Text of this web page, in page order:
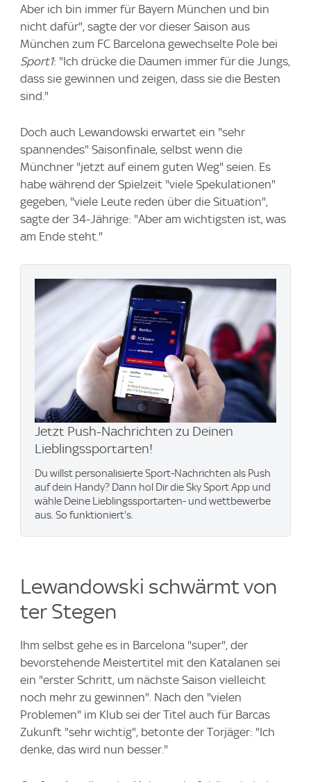
Aber ich bin immer für Bayern München und bin
nicht dafür", sagte der vor dieser Saison aus
München zum FC Barcelona gewechselte Pole bei
Sport1: "Ich drücke die Daumen immer für die Jungs,
dass sie gewinnen und zeigen, dass sie die Besten
sind."
Doch auch Lewandowski erwartet ein "sehr
spannendes" Saisonfinale, selbst wenn die
Münchner "jetzt auf einem guten Weg" seien. Es
habe während der Spielzeit "viele Spekulationen"
gegeben, "viele Leute reden über die Situation",
sagte der 34-Jährige: "Aber am wichtigsten ist, was
am Ende steht."
Jetzt Push-Nachrichten zu Deinen
Lieblingssportarten!
Du willst personalisierte Sport-Nachrichten als Push
auf dein Handy? Dann hol Dir die Sky Sport App und
wähle Deine Lieblingssportarten- und wettbewerbe
aus. So funktioniert's.
Lewandowski schwärmt von
ter Stegen
Ihm selbst gehe es in Barcelona "super", der
bevorstehende Meistertitel mit den Katalanen sei
ein "erster Schritt, um nächste Saison vielleicht
noch mehr zu gewinnen". Nach den "vielen
Problemen" im Klub sei der Titel auch für Barcas
Zukunft "sehr wichtig", betonte der Torjäger: "Ich
denke, das wird nun besser."